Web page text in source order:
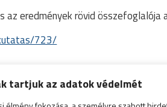
tartjuk az adatok védelmét
az eredmények rövid összefoglalója
723/